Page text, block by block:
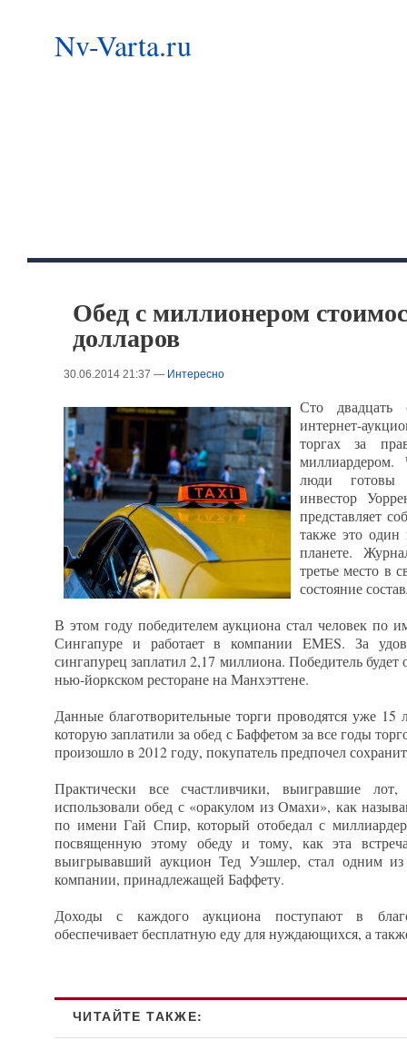
Nv-Varta.ru
Обед с миллионером
долларов
30.06.2014 21:37 — Интересно
Сто двадцать
интернет-
торгах за
люди готовы
инвестор
представляет
также это
планете.
третье место в
состояние
В этом году победителем аукциона стал человек по
Сингапуре и работает в компании EMES. За
сингапурец заплатил 2,17 миллиона. Победитель
нью-йоркском ресторане на Манхэттене.
Данные благотворительные торги проводятся уже
которую заплатили за обед с Баффетом за все годы
произошло в 2012 году, покупатель предпочел
Практически все счастливчики, выигравшие
использовали обед с «оракулом из Омахи», как
по имени Гай Спир, который отобедал с
посвященную этому обеду и тому, как эта
выигрывавший аукцион Тед Уэшлер, стал одним
компании, принадлежащей Баффету.
Доходы с каждого аукциона поступают в
обеспечивает бесплатную еду для нуждающихся, а
ЧИТАЙТЕ ТАКЖЕ: